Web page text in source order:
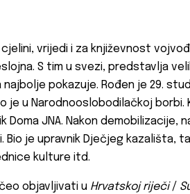
vrijedi i za književnost
S tim u svezi, predstavlja
pokazuje. Rođen je 29.
je u Narodnooslobodilačkoj borbi.
JNA. Nakon demobilizacije,
Bio je upravnik Dječjeg kazališta,
kulture itd.
objavljivati u Hrvatskoj riječi/